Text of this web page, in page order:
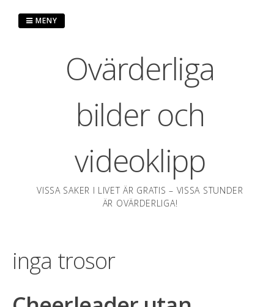
Ovärderliga
bilder och
videoklipp
VISSA SAKER I LIVET ÄR GRATIS – VISSA STUNDER
ÄR OVÄRDERLIGA!
MENY
inga trosor